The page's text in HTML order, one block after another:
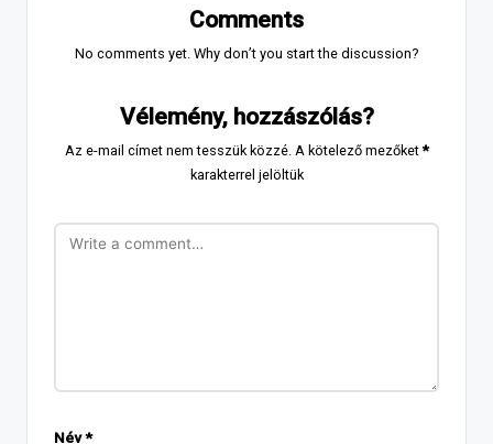
Comments
No comments yet. Why don’t you start the discussion?
Vélemény, hozzászólás?
Az e-mail címet nem tesszük közzé. A kötelező mezőket*
karakterrel jelöltük
Név*